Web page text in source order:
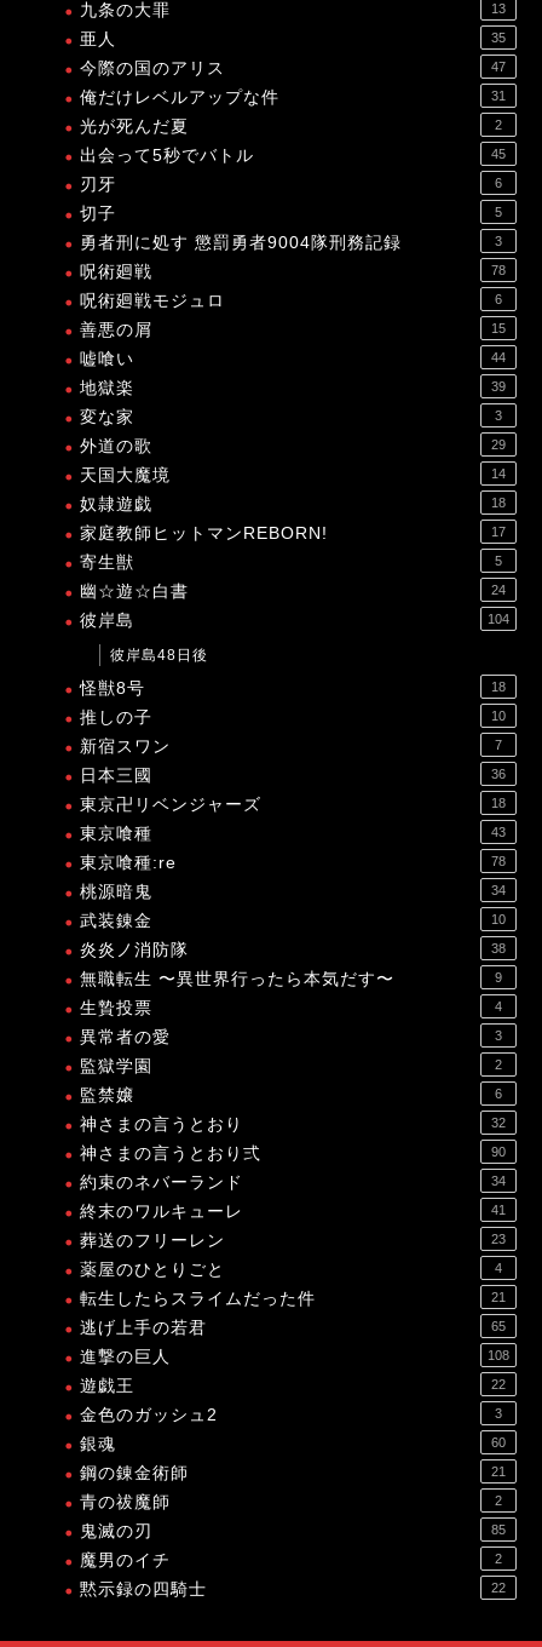
九条の大罪 13
亜人 35
今際の国のアリス 47
俺だけレベルアップな件 31
光が死んだ夏 2
出会って5秒でバトル 45
刃牙 6
切子 5
勇者刑に処す 懲罰勇者9004隊刑務記録 3
呪術廻戦 78
呪術廻戦モジュロ 6
善悪の屑 15
嘘喰い 44
地獄楽 39
変な家 3
外道の歌 29
天国大魔境 14
奴隷遊戯 18
家庭教師ヒットマンREBORN! 17
寄生獣 5
幽☆遊☆白書 24
彼岸島 104
彼岸島48日後
怪獣8号 18
推しの子 10
新宿スワン 7
日本三國 36
東京卍リベンジャーズ 18
東京喰種 43
東京喰種:re 78
桃源暗鬼 34
武装錬金 10
炎炎ノ消防隊 38
無職転生 〜異世界行ったら本気だす〜 9
生贄投票 4
異常者の愛 3
監獄学園 2
監禁嬢 6
神さまの言うとおり 32
神さまの言うとおり弍 90
約束のネバーランド 34
終末のワルキューレ 41
葬送のフリーレン 23
薬屋のひとりごと 4
転生したらスライムだった件 21
逃げ上手の若君 65
進撃の巨人 108
遊戯王 22
金色のガッシュ2 3
銀魂 60
鋼の錬金術師 21
青の祓魔師 2
鬼滅の刃 85
魔男のイチ 2
黙示録の四騎士 22